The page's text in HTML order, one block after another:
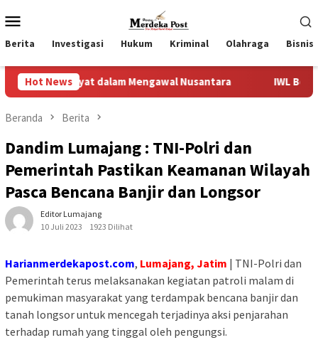
ke
kontenMobile
Berita Investigasi Hukum Kriminal Olahraga Bisnis
Hot News
dalam Mengawal Nusantara IWL Bersurat Ke
Beranda Berita
Dandim Lumajang : TNI-Polri dan
Pemerintah Pastikan Keamanan Wilayah
Pasca Bencana Banjir dan Longsor
Editor Lumajang
10 Juli 2023
1923 Dilihat
Harianmerdekapost.com, Lumajang, Jatim | TNI-Polri dan
Pemerintah terus melaksanakan kegiatan patroli malam di
pemukiman masyarakat yang terdampak bencana banjir dan
tanah longsor untuk mencegah terjadinya aksi penjarahan
terhadap rumah yang tinggal oleh pengungsi.